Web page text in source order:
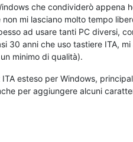
che condividerò appena
mi lasciano molto tempo
ad usare tanti PC diversi,
30 anni che uso tastiere ITA,
minimo di qualità).
esteso per Windows,
per aggiungere alcuni